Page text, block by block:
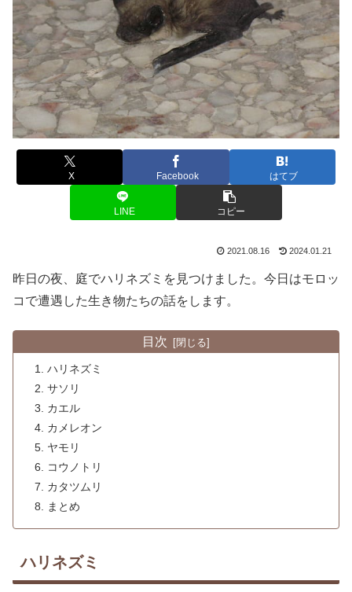
X Facebook はてブ
LINE コピー
2021.08.16 2024.01.21
昨日の夜、庭でハリネズミを見つけました。今日はモロッ
コで遭遇した生き物たちの話をします。
目次
ハリネズミ
サソリ
カエル
カメレオン
ヤモリ
コウノトリ
カタツムリ
まとめ
ハリネズミ